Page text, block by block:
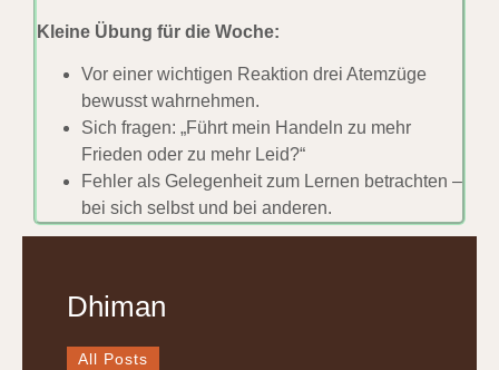
Kleine Übung für die Woche:
Vor einer wichtigen Reaktion drei Atemzüge
bewusst wahrnehmen.
Sich fragen: „Führt mein Handeln zu mehr
Frieden oder zu mehr Leid?“
Fehler als Gelegenheit zum Lernen betrachten –
bei sich selbst und bei anderen.
Dhiman
All Posts